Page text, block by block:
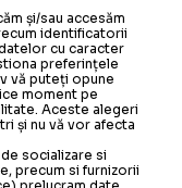
și/sau accesăm
identificatorii
cu caracter
preferințele
vă puteți opune
moment pe
Aceste alegeri
și nu vă vor afecta
socializare si
precum si furnizorii